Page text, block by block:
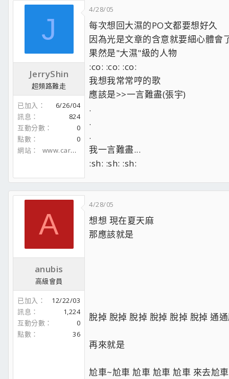
J
JerryShin
超頻路難走
已加入
6/26/04
訊息
824
互動分數
0
點數
0
網站
www.carhire.com.tw
4/28/05
每次想回大濕的PO文都要想好久
因為光是文章的含意就要細心體會
果然是"大濕"級的人物
:co: :co: :co:
我想我常常哼的歌
應該是>>一言難盡(張宇)
.
.
.
我一言難盡...
:sh: :sh: :sh:
A
anubis
高級會員
已加入
12/22/03
訊息
1,224
互動分數
0
點數
36
4/28/05
想想 現在夏天麻
那應該就是
脫掉 脫掉 脫掉 脫掉 脫掉 脫掉 通
再來就是
尬車~尬車 尬車 尬車 尬車 來去尬